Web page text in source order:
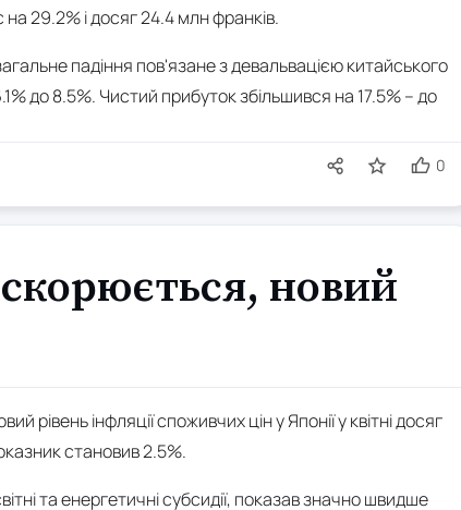
29.2% і досяг 24.4 млн франків.
падіння пов'язане з девальвацією китайського
до 8.5%. Чистий прибуток збільшився на 17.5% – до
0
новий
інфляції споживчих цін у Японії у квітні досяг
становив 2.5%.
та енергетичні субсидії, показав значно швидше